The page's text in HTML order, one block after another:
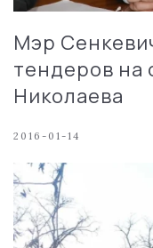
Мэр
тендеров на
Николаева
2016-01-14